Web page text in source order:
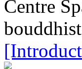
Centre